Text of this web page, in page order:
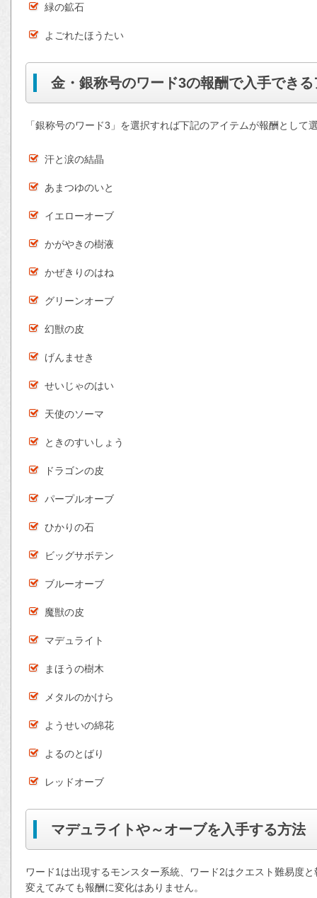
緑の鉱石
よごれたほうたい
金・銀称号のワード3の報酬で入手でき
「銀称号のワード3」を選択すれば下記のアイテムが報酬として
汗と涙の結晶
あまつゆのいと
イエローオーブ
かがやきの樹液
かぜきりのはね
グリーンオーブ
幻獣の皮
げんませき
せいじゃのはい
天使のソーマ
ときのすいしょう
ドラゴンの皮
パープルオーブ
ひかりの石
ビッグサボテン
ブルーオーブ
魔獣の皮
マデュライト
まほうの樹木
メタルのかけら
ようせいの綿花
よるのとばり
レッドオーブ
マデュライトや～オーブを入手する方法
ワード1は出現するモンスター系統、ワード2はクエスト難易度
変えてみても報酬に変化はありません。